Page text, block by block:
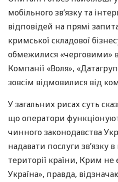
мобільного зв’язку та
відповідей на прямі
кримської складової
обмежилися «черговими»
Компанії «Воля»,
зовсім відмовилися від
У загальних рисах суть
що оператори
чинного законодавства
надавати послуги зв’язку
території країни, Крим
Україна», правда,